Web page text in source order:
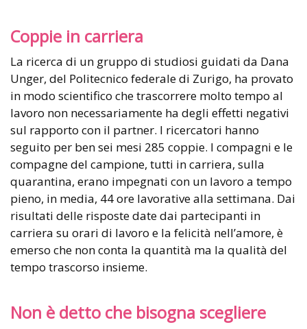
Coppie in carriera
La ricerca di un gruppo di studiosi guidati da Dana
Unger, del Politecnico federale di Zurigo, ha provato
in modo scientifico che trascorrere molto tempo al
lavoro non necessariamente ha degli effetti negativi
sul rapporto con il partner. I ricercatori hanno
seguito per ben sei mesi 285 coppie. I compagni e le
compagne del campione, tutti in carriera, sulla
quarantina, erano impegnati con un lavoro a tempo
pieno, in media, 44 ore lavorative alla settimana. Dai
risultati delle risposte date dai partecipanti in
carriera su orari di lavoro e la felicità nell’amore, è
emerso che non conta la quantità ma la qualità del
tempo trascorso insieme.
Non è detto che bisogna scegliere